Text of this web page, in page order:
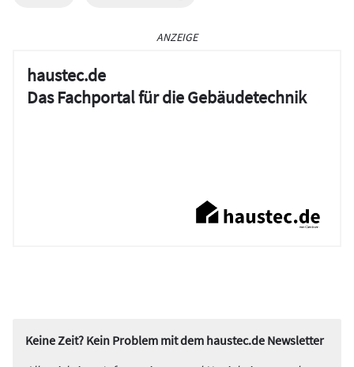
ANZEIGE
haustec.de
Das Fachportal für die Gebäudetechnik
Keine Zeit? Kein Problem mit dem haustec.de Newsletter